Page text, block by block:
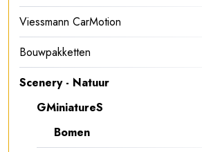
Viessmann CarMotion
Bouwpakketten
Scenery - Natuur
GMiniatureS
Bomen